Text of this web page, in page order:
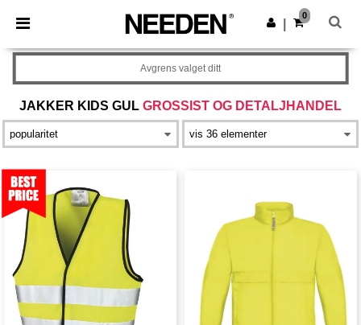
× Needen-app
Bedre priser i appen!
Last ned app
0
JAKKER KIDS GUL GROSSIST OG DETALJHANDEL
Avgrens valget ditt